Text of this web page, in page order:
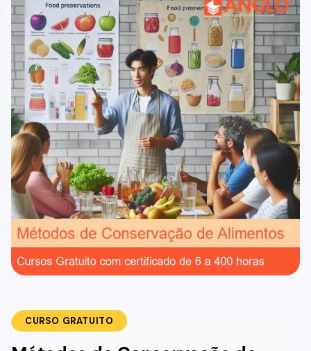
CURSO GRATUITO